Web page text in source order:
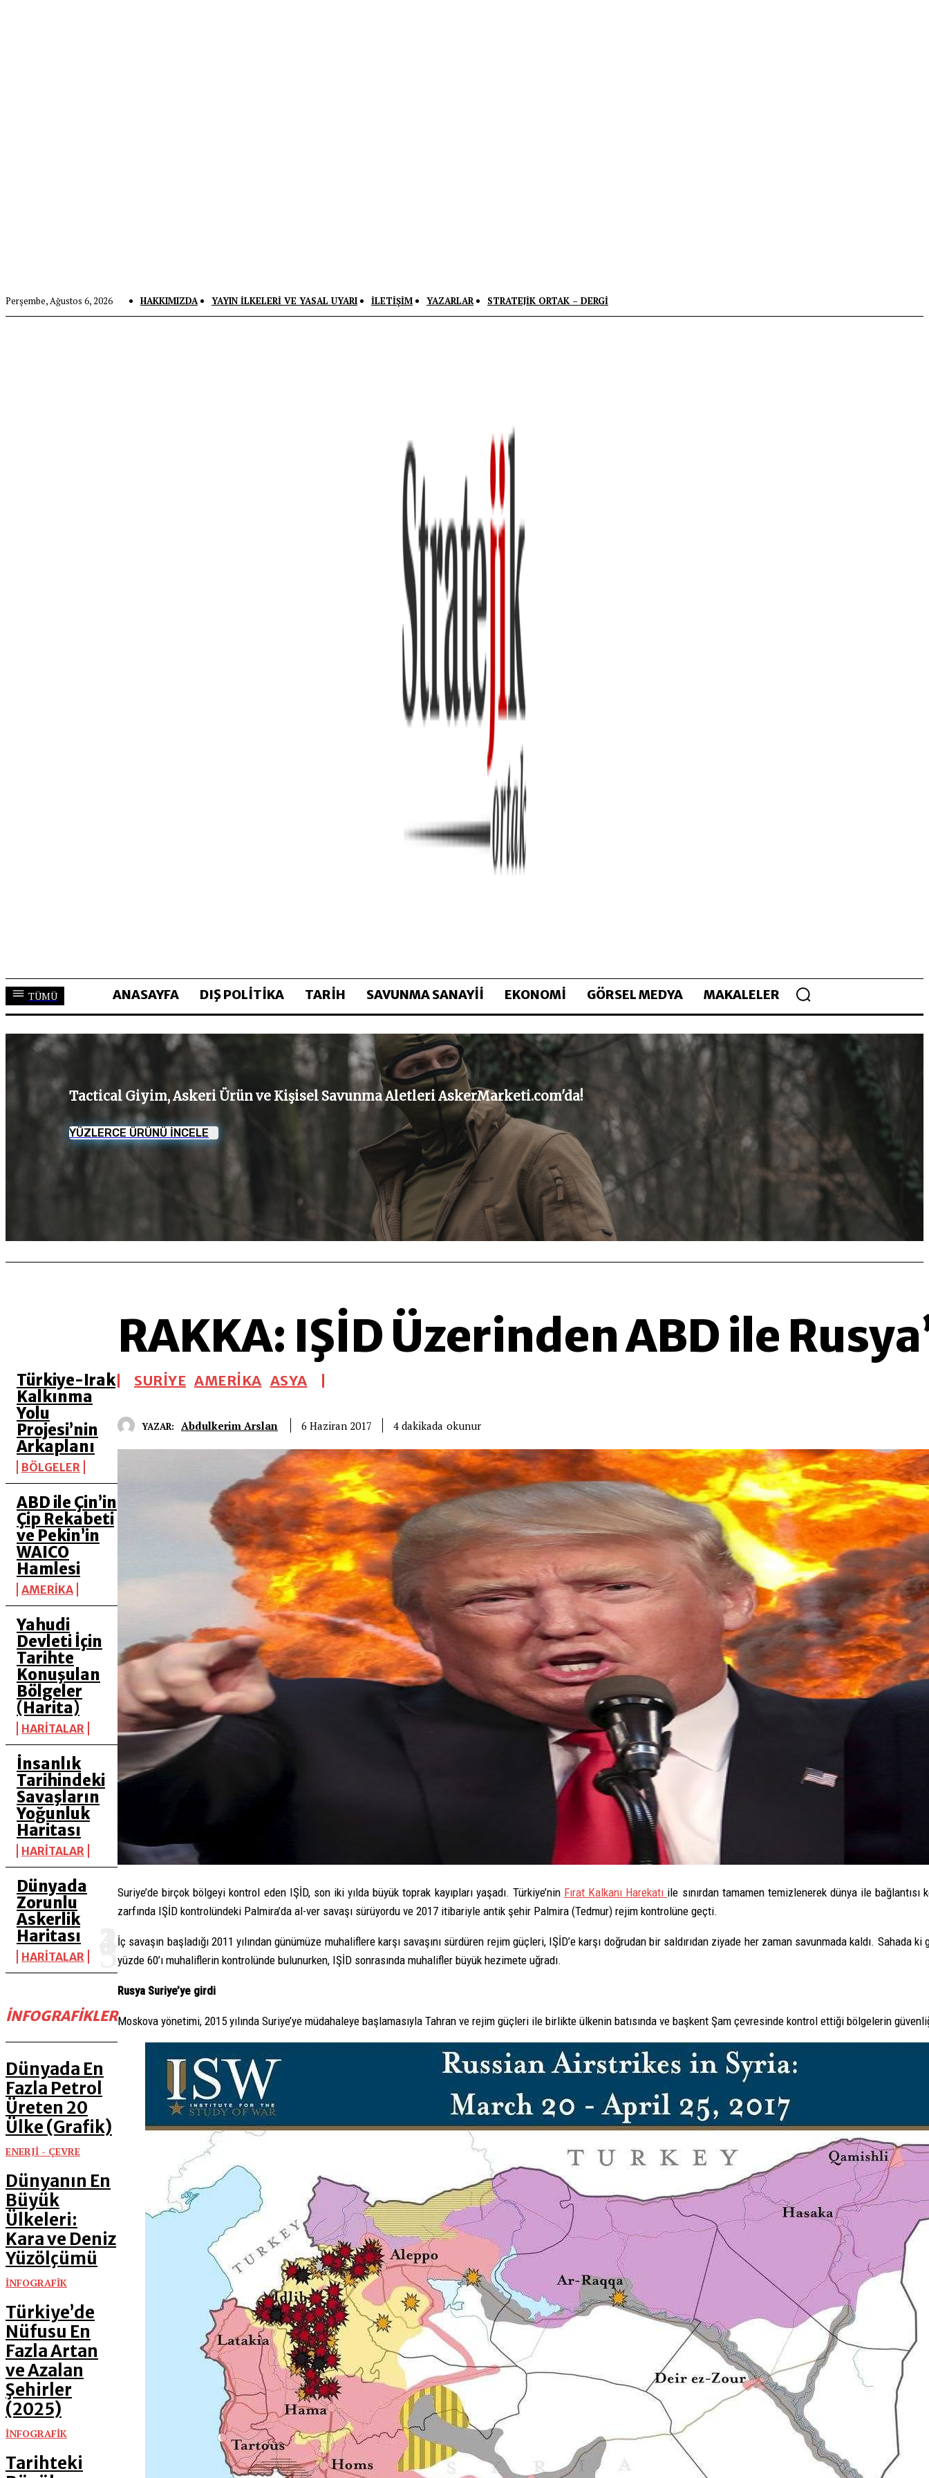
Perşembe, Ağustos 6, 2026 HAKKIMIZDA YAYIN İLKELERI VE YASAL UYARI İLETIŞIM YAZARLAR STRATEJIK ORTAK – DERGI
TÜMÜ ANASAYFA DIŞ POLİTİKA TARİH SAVUNMA SANAYİİ EKONOMİ GÖRSEL MEDYA MAKALELER
Tactical Giyim, Askeri Ürün ve Kişisel Savunma Aletleri AskerMarketi.com'da!
YÜZLERCE ÜRÜNÜ İNCELE
Türkiye-Irak
Kalkınma
Yolu
Projesi’nin
Arkaplanı
BÖLGELER
ABD ile Çin’in
Çip Rekabeti
ve Pekin’in
WAICO
Hamlesi
AMERİKA
Yahudi
Devleti İçin
Tarihte
Konuşulan
Bölgeler
(Harita)
HARİTALAR
İnsanlık
Tarihindeki
Savaşların
Yoğunluk
Haritası
HARİTALAR
Dünyada
Zorunlu
Askerlik
Haritası
HARİTALAR
İNFOGRAFIKLER
Dünyada En
Fazla Petrol
Üreten 20
Ülke (Grafik)
ENERJİ - ÇEVRE
Dünyanın En
Büyük
Ülkeleri:
Kara ve Deniz
Yüzölçümü
İNFOGRAFİK
Türkiye’de
Nüfusu En
Fazla Artan
ve Azalan
Şehirler
(2025)
İNFOGRAFİK
Tarihteki
RAKKA: IŞİD Üzerinden ABD ile
SURİYE AMERİKA ASYA
YAZAR: Abdulkerim Arslan 6 Haziran 2017 4 dakikada okunur
Suriye’de birçok bölgeyi kontrol eden IŞİD, son iki yılda büyük toprak kayıpları yaşadı. Türkiye’nin Fırat Kalkanı Harekatı ile sınırdan tamamen temizlenerek dünya ile
zarfında IŞİD kontrolündeki Palmira’da al-ver savaşı sürüyordu ve 2017 itibariyle antik şehir Palmira (Tedmur) rejim kontrolüne geçti.
İç savaşın başladığı 2011 yılından günümüze muhaliflere karşı savaşını sürdüren rejim güçleri, IŞİD’e karşı doğrudan bir saldırıdan ziyade her zaman savunmada kaldı.
yüzde 60’ı muhaliflerin kontrolünde bulunurken, IŞİD sonrasında muhalifler büyük hezimete uğradı.
Rusya Suriye’ye girdi
Moskova yönetimi, 2015 yılında Suriye’ye müdahaleye başlamasıyla Tahran ve rejim güçleri ile birlikte ülkenin batısında ve başkent Şam çevresinde kontrol ettiği bölgelerin